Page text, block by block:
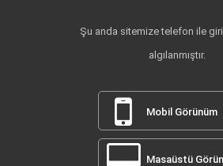
Şu anda sitemize telefon ile
algılanmıştır.
Mobil Görünüm
Masaüstü